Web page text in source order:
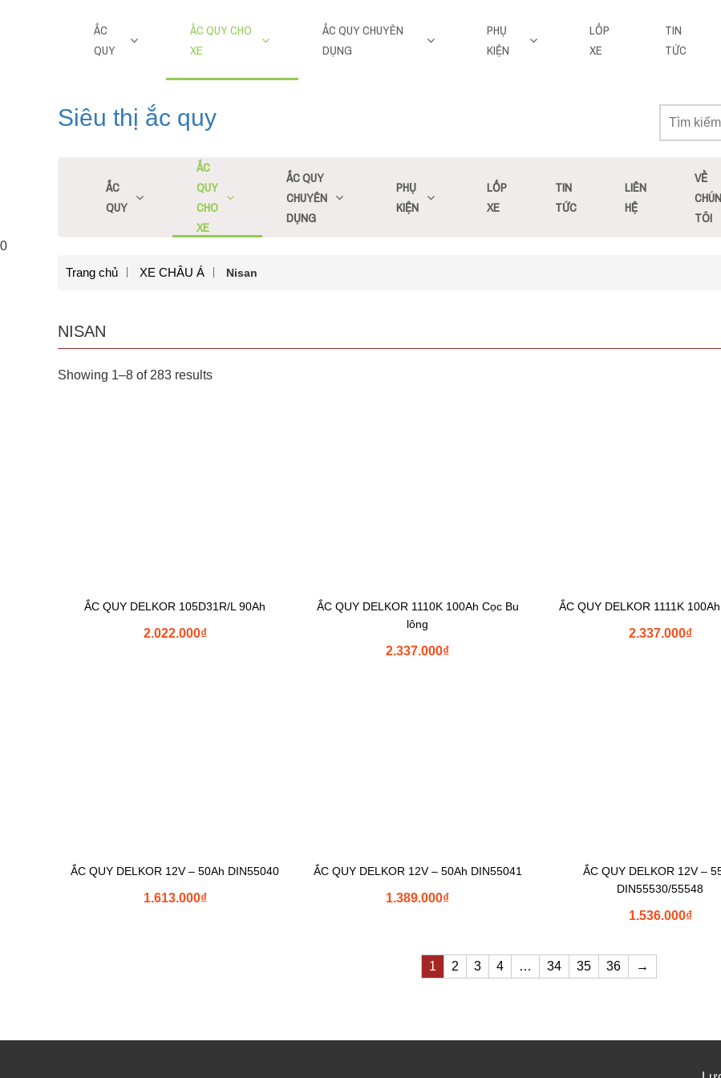
ẮC
QUY
ẮC QUY CHO
XE
ẮC QUY CHUYÊN
DỤNG
PHỤ
KIỆN
LỐP
XE
TIN
TỨC
Siêu thị ắc quy
ẮC
QUY
ẮC
QUY
CHO
XE
ẮC QUY
CHUYÊN
DỤNG
PHỤ
KIỆN
LỐP
XE
TIN
TỨC
LIÊN
HỆ
VỀ
TÔI
0
Trang chủ
XE CHÂU Á Nisan
NISAN
Showing 1–8 of 283 results
ẮC QUY DELKOR 105D31R/L 90Ah
₫
2.022.000
ẮC QUY DELKOR 1110K 100Ah Cọc Bu
lông
₫
2.337.000
ẮC QUY DELKOR 1111K
₫
2.337.000
ẮC QUY DELKOR 12V – 50Ah DIN55040
₫
1.613.000
ẮC QUY DELKOR 12V – 50Ah DIN55041
₫
1.389.000
ẮC QUY DELKOR 12V –
DIN55530/55548
₫
1.536.000
1 2 3 4 … 34 35 36 →